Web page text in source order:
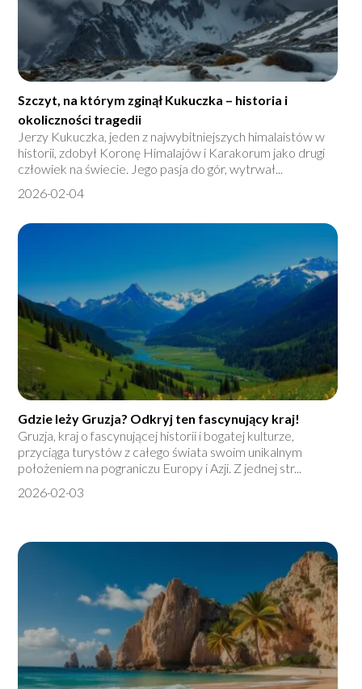
Szczyt, na którym zginął Kukuczka – historia i
okoliczności tragedii
Jerzy Kukuczka, jeden z najwybitniejszych himalaistów w
historii, zdobył Koronę Himalajów i Karakorum jako drugi
człowiek na świecie. Jego pasja do gór, wytrwał...
2026-02-04
Gdzie leży Gruzja? Odkryj ten fascynujący kraj!
Gruzja, kraj o fascynującej historii i bogatej kulturze,
przyciąga turystów z całego świata swoim unikalnym
położeniem na pograniczu Europy i Azji. Z jednej str...
2026-02-03